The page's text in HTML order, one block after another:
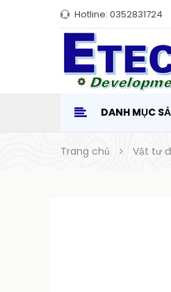
Hotline: 0352831724
DANH MỤC
Trang chủ Vật tư